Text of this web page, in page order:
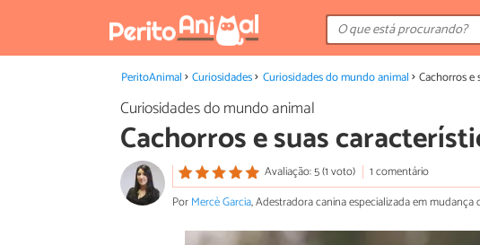
PeritoAnimal Curiosidades Curiosidades do mundo animal Cachorros e
Curiosidades do mundo animal
Cachorros e suas
Avaliação: 5 (1 voto)
1 comentário
PorMercè Garcia, Adestradora canina especializada em